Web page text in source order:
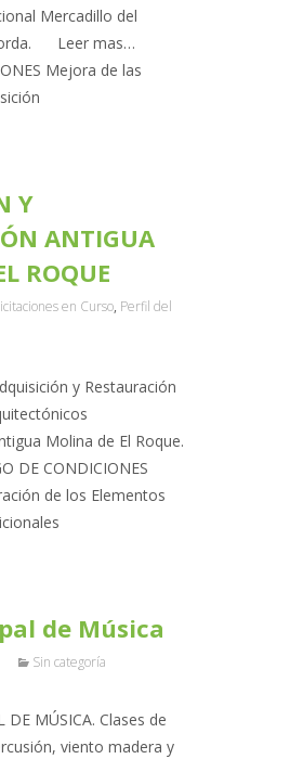
Mercadillo del
Leer mas…
Mejora de las
Y
ANTIGUA
ROQUE
en Curso, Perfil del
y Restauración
Molina de El Roque.
DE CONDICIONES
de los Elementos
de Música
Sin categoría
DE MÚSICA. Clases de
viento madera y